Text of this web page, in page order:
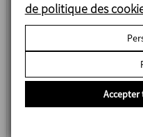
AGITATORS
de politique des
Accepter